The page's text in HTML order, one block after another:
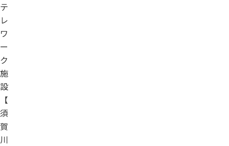
テ
レ
ワ
ー
ク
施
設
【
須
賀
川